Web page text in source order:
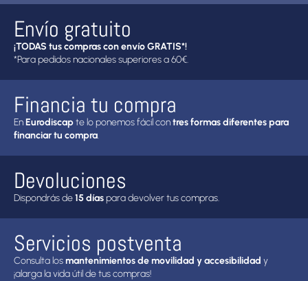
Envío gratuito
¡TODAS tus compras con envío GRATIS*!
*Para pedidos nacionales superiores a 60€.
Financia tu compra
EnEurodiscapte lo ponemos fácil contres formas diferentes para
financiar tu compra.
Devoluciones
Dispondrás de15 díaspara devolver tus compras.
Servicios postventa
Consulta losmantenimientos de movilidad y accesibilidad y
¡alarga la vida útil de tus compras!